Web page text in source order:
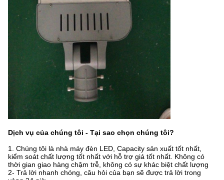
Dịch vụ của chúng tôi - Tại sao chọn chúng tôi?
1. Chúng tôi là nhà máy đèn LED, Capacity sản xuất tốt nhất,
kiểm soát chất lượng tốt nhất với hỗ trợ giá tốt nhất. Không có
thời gian giao hàng chậm trễ, không có sự khác biệt chất lượng
2- Trả lời nhanh chóng, câu hỏi của bạn sẽ được trả lời trong